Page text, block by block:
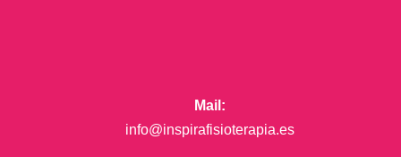
Mail:
info@inspirafisioterapia.es